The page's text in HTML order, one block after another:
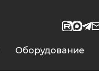
Оборудование